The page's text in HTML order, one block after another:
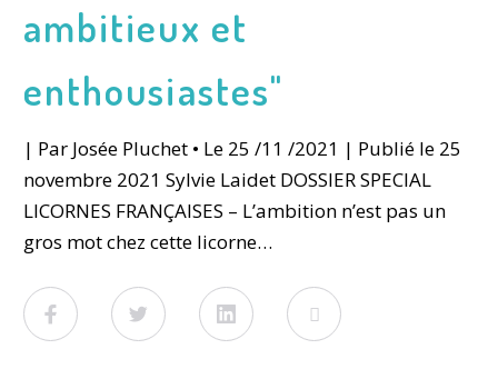
ambitieux et
enthousiastes"
| Par Josée Pluchet • Le 25 /11 /2021 | Publié le 25
novembre 2021 Sylvie Laidet DOSSIER SPECIAL
LICORNES FRANÇAISES – L’ambition n’est pas un
gros mot chez cette licorne…
FacebookTwitter LinkedIn Viadeo